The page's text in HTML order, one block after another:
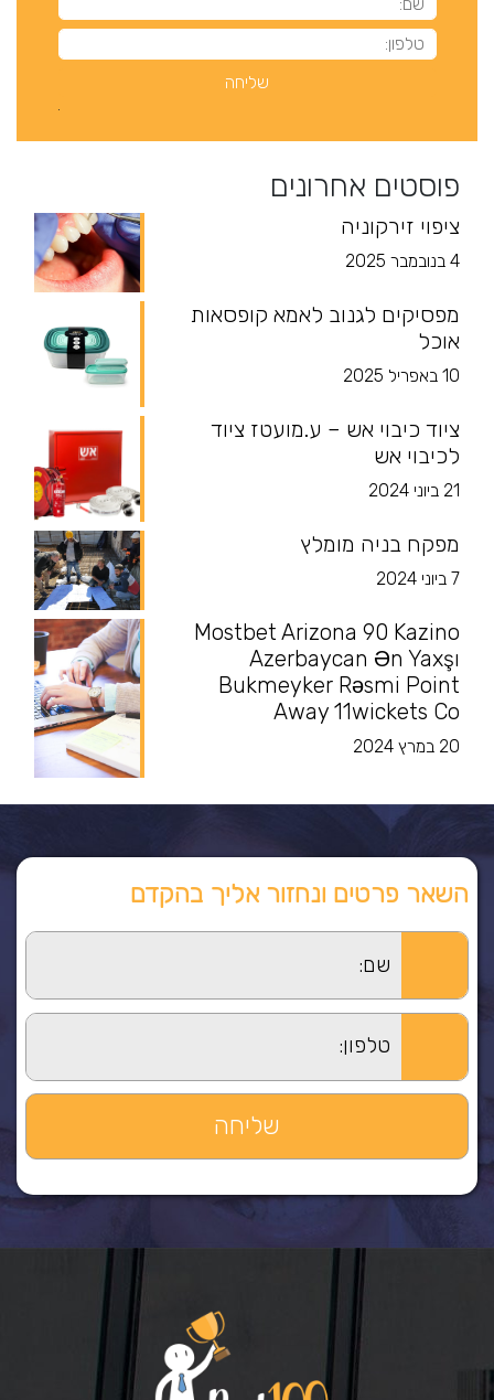
פוסטים אחרונים
ציפוי זירקוניה
4 בנובמבר 2025
מפסיקים לגנוב לאמא קופסאות
אוכל
10 באפריל 2025
ציוד כיבוי אש – ע.מועטז ציוד
לכיבוי אש
21 ביוני 2024
מפקח בניה מומלץ
7 ביוני 2024
Mostbet Arizona 90 Kazino
Azerbaycan Ən Yaxşı
Bukmeyker Rəsmi Point
Away 11wickets Co
20 במרץ 2024
השאר פרטים ונחזור אליך בהקדם